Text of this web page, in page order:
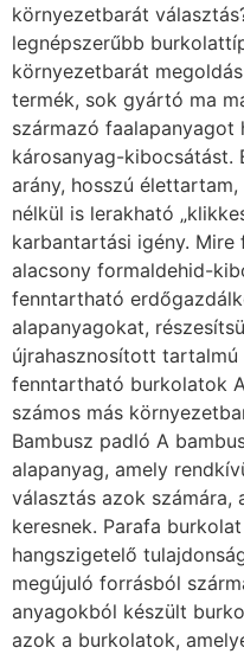
környezetbarát
legnépszerűbb
környezetbarát
termék, sok gyártó ma
származó faalapanyagot
károsanyag-kibocsátást.
arány, hosszú
nélkül is lerakható
karbantartási igény. Mire
alacsony formaldehid-
fenntartható
alapanyagokat,
újrahasznosított
fenntartható burkolatok
számos más
Bambusz padló A
alapanyag, amely
választás azok számára,
keresnek. Parafa
hangszigetelő
megújuló forrásból
anyagokból készült
azok a burkolatok,